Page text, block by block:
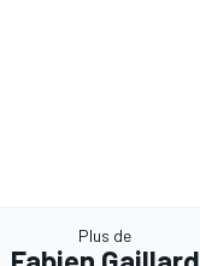
Plus de